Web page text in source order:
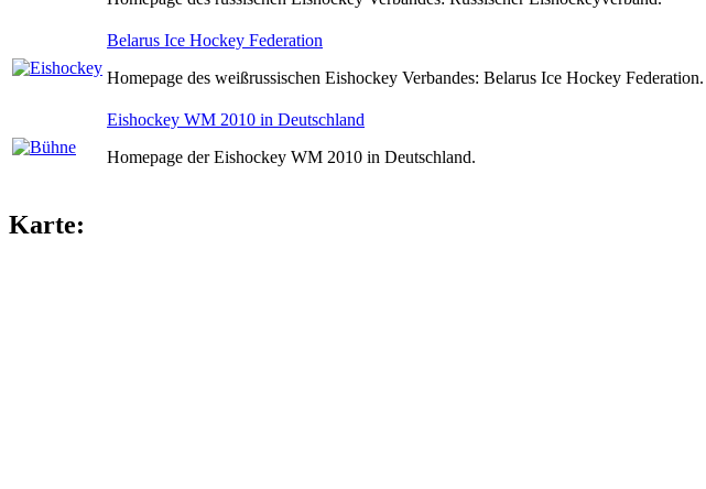
Belarus Ice Hockey Federation
Homepage des weißrussischen Eishockey Verbandes: Belarus Ice Hockey Federation.
Eishockey WM 2010 in Deutschland
Homepage der Eishockey WM 2010 in Deutschland.
Karte: